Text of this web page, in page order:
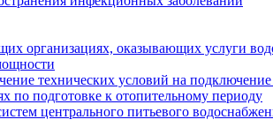
организациях, оказывающих услуги
технических условий на
по подготовке к отопительному периоду
центрального питьевого